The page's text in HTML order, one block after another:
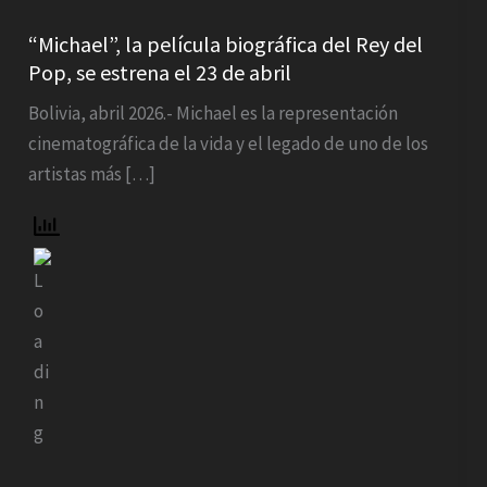
“Michael”, la película biográfica del Rey del
Pop, se estrena el 23 de abril
Bolivia, abril 2026.- Michael es la representación
cinematográfica de la vida y el legado de uno de los
artistas más […]
se
estrena
23
de
abril